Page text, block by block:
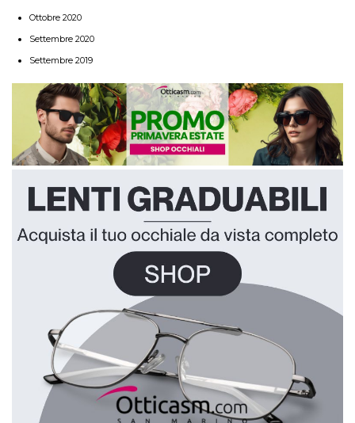
Ottobre 2020
Settembre 2020
Settembre 2019